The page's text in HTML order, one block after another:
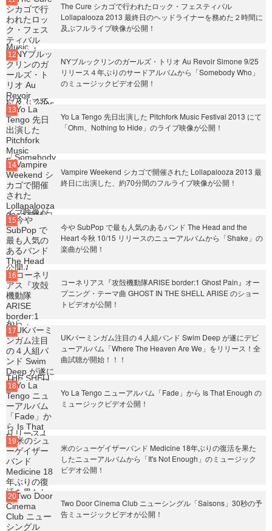
The Cure シカゴで行われたロック・フェスティバル
Lollapalooza 2013 最終日のヘッドライナーを務めた２時間に
及ぶフルライブ映像が公開！
NYブルックリンのガールズ・トリオ Au Revoir Simone 9/25
リリース４年ぶりのサードアルバムから「Somebody Who」
のミュージックビデオ公開！
Yo La Tengo 先日出演した Pitchfork Music Festival 2013 にて
「Ohm、Nothing to Hide」のライブ映像が公開！
Vampire Weekend シカゴで開催された Lollapalooza 2013 最
終日に出演した、約70分間のフルライブ映像が公開！
今や SubPop で最も人気のあるバンド The Head and the
Heart 今秋 10/15 リリースのニューアルバムから「Shake」の
楽曲が公開！
コーネリアス『攻殻機動隊ARISE border:1 Ghost Pain』オー
プニング・テーマ曲 GHOST IN THE SHELL ARISE のショー
トビデオが公開！
UKバーミンガム注目の４人組バンド Swim Deep が遂にデビ
ューアルバム「Where The Heaven Are We」をリリース！全
曲試聴が開始！！！
Yo La Tengo ニューアルバム「Fade」から Is That Enough の
ミュージックビデオ公開！
米のシューゲイザーバンド Medicine 18年ぶりの復活を果た
したニューアルバムから「It's Not Enough」のミュージック
ビデオ公開！
Two Door Cinema Club ニューシングル「Saisons」30秒の予
告ミュージックビデオが公開！